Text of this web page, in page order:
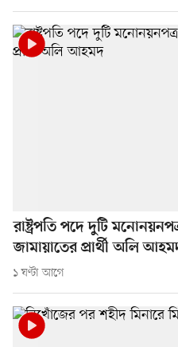
রাষ্ট্রপতি পদে দুটি
জামায়াতের প্রার্থী অলি
১ ঘণ্টা আগে